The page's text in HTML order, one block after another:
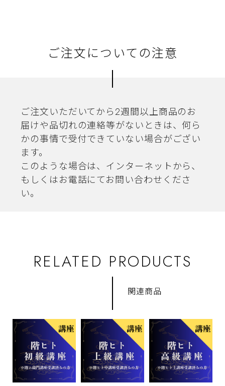
ご注文についての注意
ご注文いただいてから2週間以上商品のお
届けや品切れの連絡等がないときは、何ら
かの事情で受付できていない場合がござい
ます。
このような場合は、インターネットから、
もしくはお電話にてお問い合わせくださ
い。
RELATED PRODUCTS
関連商品